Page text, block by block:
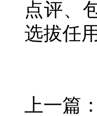
点评、
选拔任
上一篇：